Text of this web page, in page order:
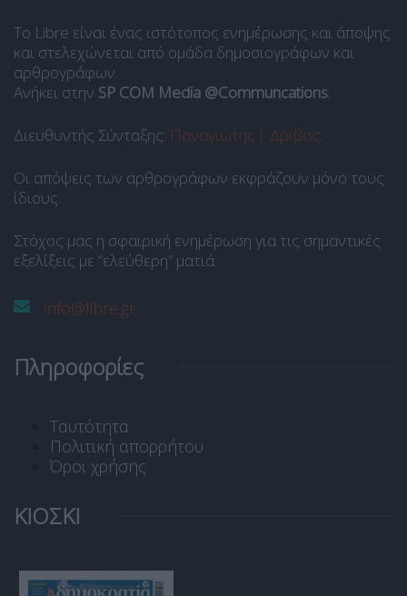
Το Libre είναι ένας ιστότοπος ενημέρωσης και άποψης
και στελεχώνεται από ομάδα δημοσιογράφων και
αρθρογράφων.
Ανήκει στην SP COM Media @Communcations.
Διευθυντής Σύνταξης: Παναγιώτης Ι. Δρίβας.
Οι απόψεις των αρθρογράφων εκφράζουν μόνο τους
ίδιους.
Στόχος μας η σφαιρική ενημέρωση για τις σημαντικές
εξελίξεις με “ελεύθερη” ματιά.
info@libre.gr
Πληροφορίες
Ταυτότητα
Πολιτική απορρήτου
Όροι χρήσης
ΚΙΟΣΚΙ